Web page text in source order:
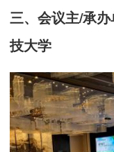
三、会议主/承
技大学